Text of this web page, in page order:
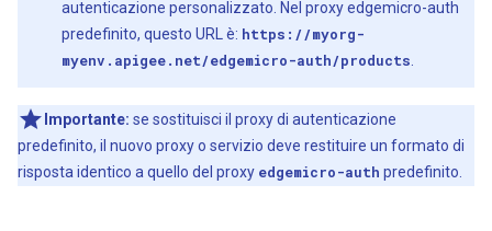
autenticazione personalizzato. Nel proxy edgemicro-auth
predefinito, questo URL è: https://myorg-
myenv.apigee.net/edgemicro-auth/products
Importante: se sostituisci il proxy di autenticazione
predefinito, il nuovo proxy o servizio deve restituire un formato di
risposta identico a quello del proxy edgemicro-auth predefinito.